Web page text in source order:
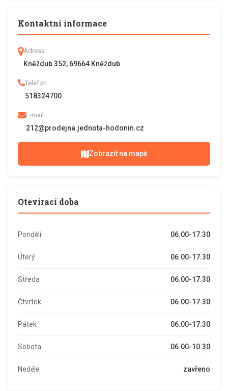
Kontaktní informace
Adresa
Kněždub 352, 69664 Kněždub
Telefon
518324700
E-mail
212@prodejna.jednota-hodonin.cz
Zobrazit na mapě
Otevírací doba
Pondělí 06.00-17.30
Úterý 06.00-17.30
Středa 06.00-17.30
Čtvrtek 06.00-17.30
Pátek 06.00-17.30
Sobota 06.00-10.30
Neděle zavřeno